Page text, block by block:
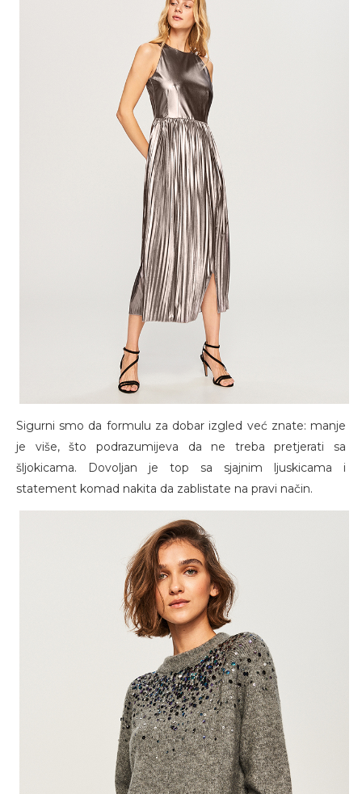
Sigurni smo da formulu za dobar izgled već znate: manje
je više, što podrazumijeva da ne treba pretjerati sa
šljokicama. Dovoljan je top sa sjajnim ljuskicama i
statement komad nakita da zablistate na pravi način.